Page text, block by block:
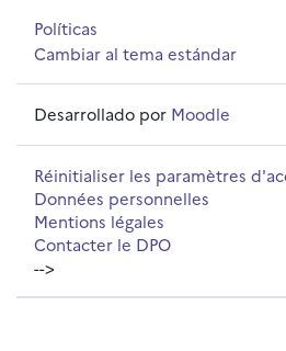
Políticas
Cambiar al tema estándar
Desarrollado por Moodle
Réinitialiser les paramètres
Données personnelles
Mentions légales
Contacter le DPO
-->